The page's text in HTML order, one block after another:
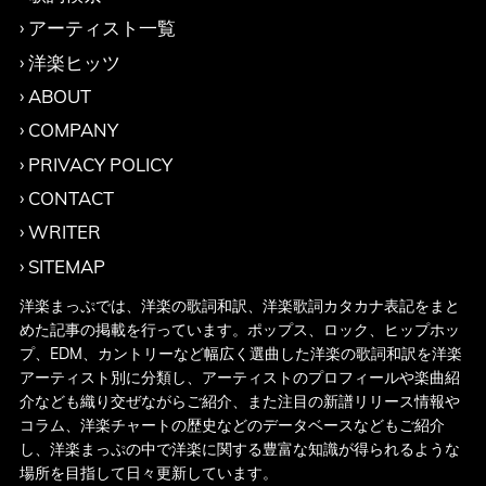
アーティスト一覧
洋楽ヒッツ
ABOUT
COMPANY
PRIVACY POLICY
CONTACT
WRITER
SITEMAP
洋楽まっぷでは、洋楽の歌詞和訳、洋楽歌詞カタカナ表記をまと
めた記事の掲載を行っています。ポップス、ロック、ヒップホッ
プ、EDM、カントリーなど幅広く選曲した洋楽の歌詞和訳を洋楽
アーティスト別に分類し、アーティストのプロフィールや楽曲紹
介なども織り交ぜながらご紹介、また注目の新譜リリース情報や
コラム、洋楽チャートの歴史などのデータベースなどもご紹介
し、洋楽まっぷの中で洋楽に関する豊富な知識が得られるような
場所を目指して日々更新しています。